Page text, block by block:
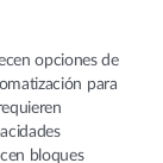
opciones de
para
bloques